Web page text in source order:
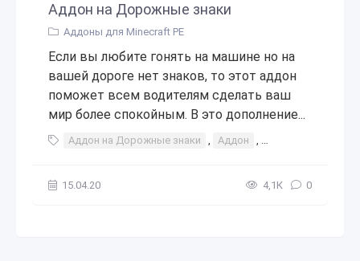
Аддон на Дорожные знаки
Аддоны для Minecraft PE
Если вы любите гонять на машине но на
вашей дороге нет знаков, то этот аддон
поможет всем водителям сделать ваш
мир более спокойным. В это дополнение...
Аддон на Дорожные знаки , Аддон , Дорожные
15.04.20 4,1К 0